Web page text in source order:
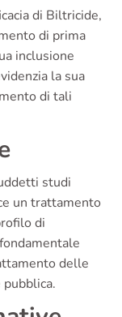
di Biltricide,
di prima
inclusione
la sua
di tali
studi
un trattamento
di
delle